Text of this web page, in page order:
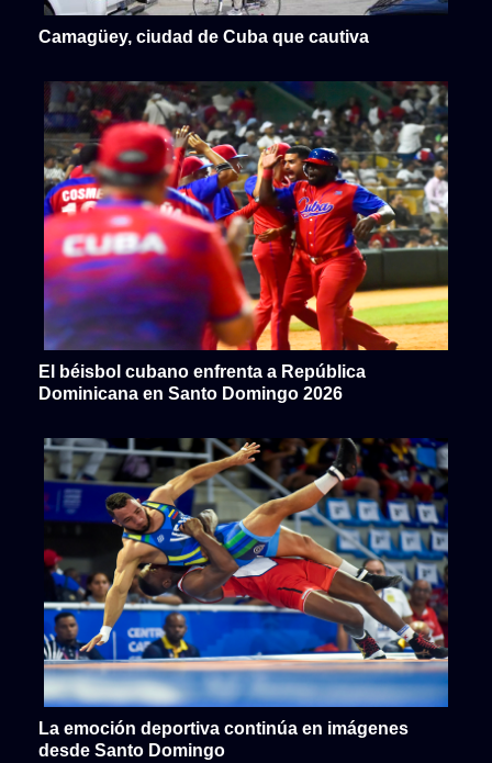
Camagüey, ciudad de Cuba que cautiva
El béisbol cubano enfrenta a República
Dominicana en Santo Domingo 2026
La emoción deportiva continúa en imágenes
desde Santo Domingo